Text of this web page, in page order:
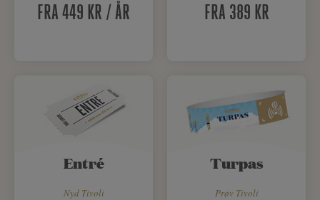
FRA 449 KR / ÅR FRA 389 KR
Entré
Nyd Tivoli
Turpas
Prøv Tivoli